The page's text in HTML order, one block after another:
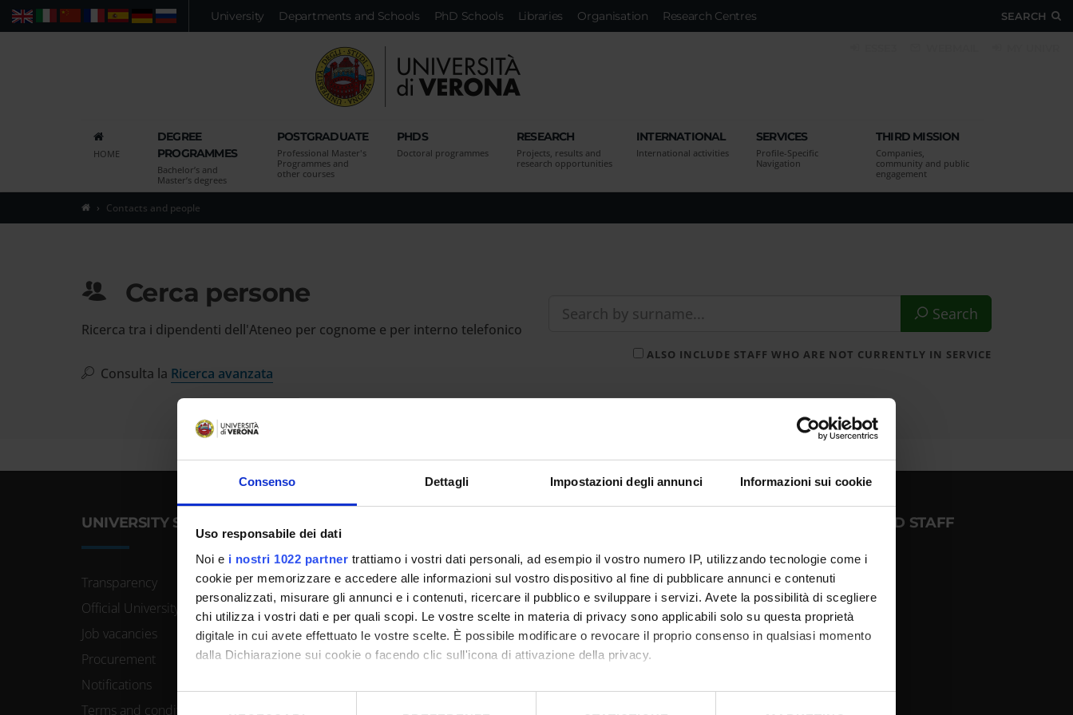
Consenso Dettagli Impostazioni degli annunci Informazioni sui cookie
Uso responsabile dei dati
Noi e i nostri 1022 partner trattiamo i vostri dati personali, ad esempio il vostro numero IP, utilizzando tecnologie come i
cookie per memorizzare e accedere alle informazioni sul vostro dispositivo al fine di pubblicare annunci e contenuti
personalizzati, misurare gli annunci e i contenuti, ricercare il pubblico e sviluppare i servizi. Avete la possibilità di scegliere
chi utilizza i vostri dati e per quali scopi. Le vostre scelte in materia di privacy sono applicabili solo su questa proprietà
digitale in cui avete effettuato le vostre scelte. È possibile modificare o revocare il proprio consenso in qualsiasi momento
dalla Dichiarazione sui cookie o facendo clic sull'icona di attivazione della privacy.
Con il tuo consenso, vorremmo anche:
Vai
al
principale
SEARCH
Web People Advanced search
University Departments and Schools PhD Schools Libraries Organisation Research Centres
HOME
DEGREE
PROGRAMMES
Bachelor’s and
Master’s degrees
POSTGRADUATE
Professional Master's
Programmes and
other courses
PHDS
Doctoral programmes
RESEARCH
Projects, results and
research opportunities
INTERNATIONAL
International activities
SERVICES
Profile-Specific
Navigation
THIRD MISSION
Companies,
community and public
engagement
Contacts and people
Cerca persone
Ricerca tra i dipendenti dell'Ateneo per cognome e per interno telefonico
Consulta la Ricerca avanzata
Search
ALSO INCLUDE STAFF WHO ARE NOT CURRENTLY IN SERVICE
UNIVERSITY SERVICES
Transparency
Official University Register
Job vacancies
Procurement
Notifications
Terms and conditions
URP - Ufficio Relazioni con il pubblico
Mappa delle sedi didattiche
Contacts and people
Student Orientation
LOGIN FOR STUDENTS AND STAFF
INTRANET - My Univr
Outlook Webmail
GIA password management